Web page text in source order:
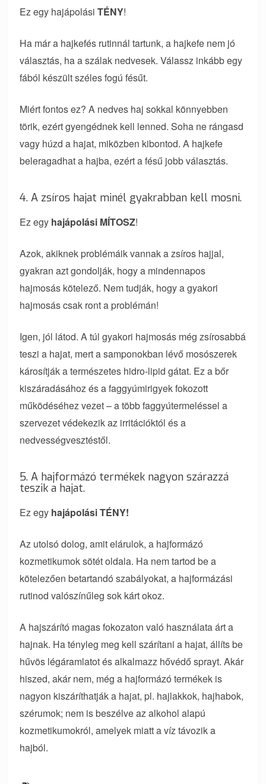
Ez egy hajápolásiTÉNY!
Ha már a hajkefés rutinnál tartunk, a hajkefe nem jó
választás, ha a szálak nedvesek. Válassz inkább egy
fából készült széles fogú fésűt.
Miért fontos ez? A nedves haj sokkal könnyebben
törik, ezért gyengédnek kell lenned. Soha ne rángasd
vagy húzd a hajat, miközben kibontod. A hajkefe
beleragadhat a hajba, ezért a fésű jobb választás.
4. A zsíros hajat minél gyakrabban kell mosni.
Ez egy hajápolási MÍTOSZ!
Azok, akiknek problémáik vannak a zsíros hajjal,
gyakran azt gondolják, hogy a mindennapos
hajmosás kötelező. Nem tudják, hogy a gyakori
hajmosás csak ront a problémán!
Igen, jól látod. A túl gyakori hajmosás még zsírosabbá
teszi a hajat, mert a samponokban lévő mosószerek
károsítják a természetes hidro-lipid gátat. Ez a bőr
kiszáradásához és a faggyúmirigyek fokozott
működéséhez vezet – a több faggyútermeléssel a
szervezet védekezik az irritációktól és a
nedvességvesztéstől.
5. A hajformázó termékek nagyon szárazzá
teszik a hajat.
Ez egy hajápolási TÉNY!
Az utolsó dolog, amit elárulok, a hajformázó
kozmetikumok sötét oldala. Ha nem tartod be a
kötelezően betartandó szabályokat, a hajformázási
rutinod valószínűleg sok kárt okoz.
A hajszárító magas fokozaton való használata árt a
hajnak. Ha tényleg meg kell szárítani a hajat, állíts be
hűvös légáramlatot és alkalmazz hővédő sprayt. Akár
hiszed, akár nem, még a hajformázó termékek is
nagyon kiszáríthatják a hajat, pl. hajlakkok, hajhabok,
szérumok; nem is beszélve az alkohol alapú
kozmetikumokról, amelyek miatt a víz távozik a
hajból.